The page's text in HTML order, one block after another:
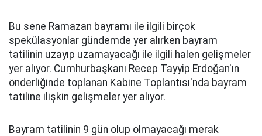
Bu sene Ramazan bayramı ile ilgili birçok
spekülasyonlar gündemde yer alırken bayram
tatilinin uzayıp uzamayacağı ile ilgili halen gelişmeler
yer alıyor. Cumhurbaşkanı Recep Tayyip Erdoğan'ın
önderliğinde toplanan Kabine Toplantısı'nda bayram
tatiline ilişkin gelişmeler yer alıyor.
Bayram tatilinin 9 gün olup olmayacağı merak